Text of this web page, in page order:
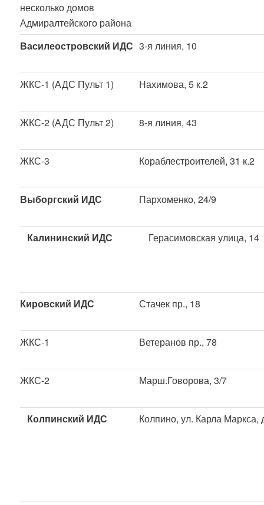
несколько домов
Адмиралтейского района
Василеостровский ИДС 3-я линия, 10
ЖКС-1 (АДС Пульт 1) Нахимова, 5 к.2
ЖКС-2 (АДС Пульт 2) 8-я линия, 43
ЖКС-3 Кораблестроителей, 31 к.2
Выборгский ИДС Пархоменко, 24/9
Калининский ИДС Герасимовская улица, 14
Кировский ИДС Стачек пр., 18
ЖКС-1 Ветеранов пр., 78
ЖКС-2 Марш.Говорова, 3/7
Колпинский ИДС Колпино, ул. Карла Маркса,